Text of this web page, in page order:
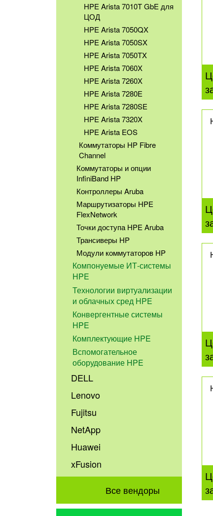
HPE Arista 7010T GbE для
ЦОД
HPE Arista 7050QX
HPE Arista 7050SX
HPE Arista 7050TX
HPE Arista 7060X
HPE Arista 7260X
HPE Arista 7280E
HPE Arista 7280SE
HPE Arista 7320X
HPE Arista EOS
Коммутаторы HP Fibre
Channel
Коммутаторы и опции
InfiniBand HP
Контроллеры Aruba
Маршрутизаторы HPE
FlexNetwork
Точки доступа HPE Aruba
Трансиверы HP
Модули коммутаторов HP
Компонуемые ИТ-системы
HPE
Технологии виртуализации
и облачных сред HPE
Конвергентные системы
HPE
Комплектующие HPE
Вспомогательное
оборудование HPE
DELL
Lenovo
Fujitsu
NetApp
Huawei
xFusion
Все вендоры